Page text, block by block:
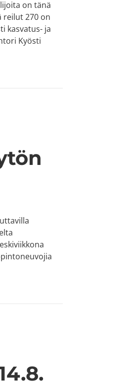
on tänä
reilut 270 on
kasvatus- ja
Kyösti